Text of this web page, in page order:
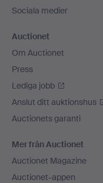
Sociala medier
Auctionet
Om Auctionet
Press
Lediga jobb
Anslut ditt auktionshus
Auctionets garanti
Mer från Auctionet
Auctionet Magazine
Auctionet-appen